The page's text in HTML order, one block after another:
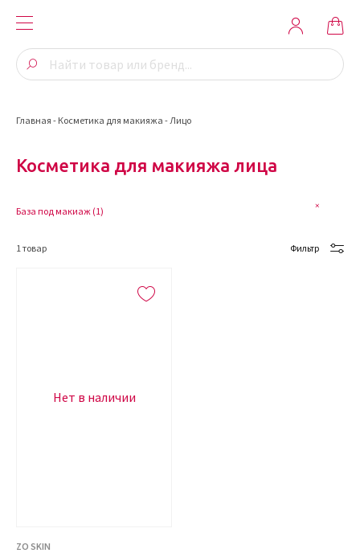
Главная - Косметика для макияжа -Лицо
Косметика для макияжа лица
База под макиаж (1)
1 товар Фильтр
Нет в наличии
ZO SKIN